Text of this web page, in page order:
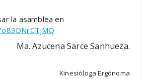
la asamblea en
Ma. Azucena Sarce Sanhueza.
Kinesióloga Ergónoma